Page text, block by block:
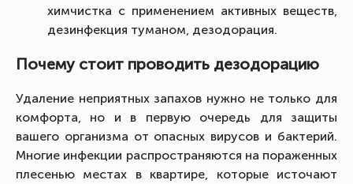
химчистка с применением активных веществ,
дезинфекция туманом, дезодорация.
Почему стоит проводить дезодорацию
Удаление неприятных запахов нужно не только для
комфорта, но и в первую очередь для защиты
вашего организма от опасных вирусов и бактерий.
Многие инфекции распространяются на пораженных
плесенью местах в квартире, которые источают